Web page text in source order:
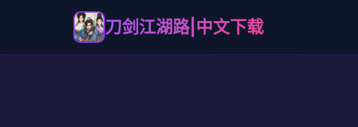
刀剑江湖路|中文下载